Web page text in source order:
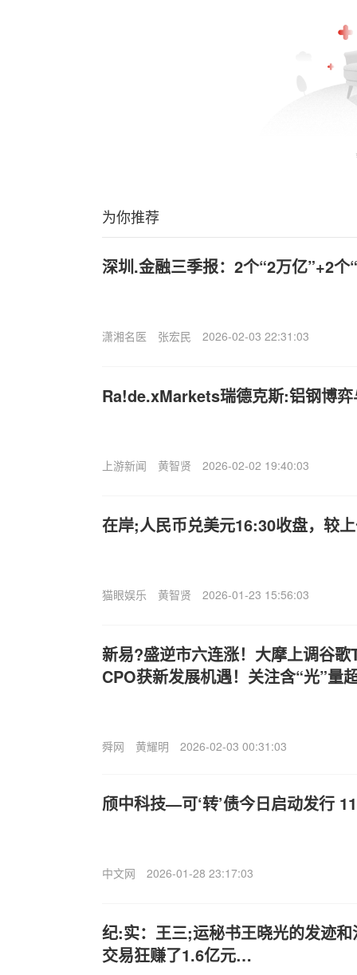
为你推荐
深圳.金融三季报：2个“2万亿”+2个
潇湘名医 张宏民 2026-02-03 22:31:03
Ra!de.xMarkets瑞德克斯:铝钢博
上游新闻 黄智贤 2026-02-02 19:40:03
在岸;人民币兑美元16:30收盘，较
猫眼娱乐 黄智贤 2026-01-23 15:56:03
新易?盛逆市六连涨！大摩上调谷
CPO获新发展机遇！关注含“光”量
舜网 黄耀明 2026-02-03 00:31:03
颀中科技—可‘转’债今日启动发行
中文网 2026-01-28 23:17:03
纪:实：王三;运秘书王晓光的发迹
交易狂赚了1.6亿元…